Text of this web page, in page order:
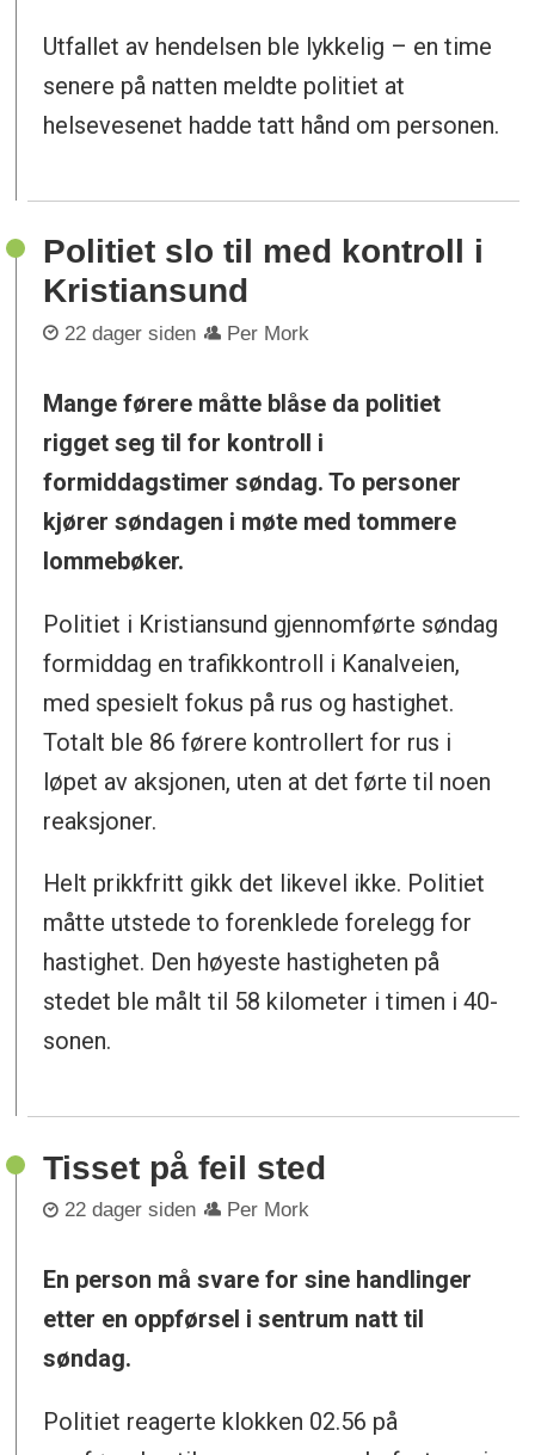
Utfallet av hendelsen ble lykkelig – en time
senere på natten meldte politiet at
helsevesenet hadde tatt hånd om personen.
Politiet slo til med kontroll i
Kristiansund
22 dager siden Per Mork
Mange førere måtte blåse da politiet
rigget seg til for kontroll i
formiddagstimer søndag. To personer
kjører søndagen i møte med tommere
lommebøker.
Politiet i Kristiansund gjennomførte søndag
formiddag en trafikkontroll i Kanalveien,
med spesielt fokus på rus og hastighet.
Totalt ble 86 førere kontrollert for rus i
løpet av aksjonen, uten at det førte til noen
reaksjoner.
Helt prikkfritt gikk det likevel ikke. Politiet
måtte utstede to forenklede forelegg for
hastighet. Den høyeste hastigheten på
stedet ble målt til 58 kilometer i timen i 40-
sonen.
Tisset på feil sted
22 dager siden Per Mork
En person må svare for sine handlinger
etter en oppførsel i sentrum natt til
søndag.
Politiet reagerte klokken 02.56 på